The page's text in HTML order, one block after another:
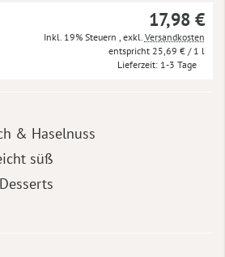
17,98 €
Inkl. 19% Steuern exkl. Versandkosten
25,69 € / 1 l
Lieferzeit 1-3 Tage
& Haselnuss
süß